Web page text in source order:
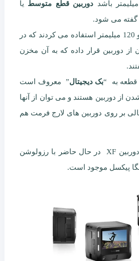
دوربین قطع متوسط یا
این دوربین ها از نگاتیو 120 میلیمتر استفاده می کردند که در
دوربین قرار داده که به آن مخزن
قطعه به “بک دیجیتال” معروف است
از دوربین هستند و می توان از آنها
بر روی دوربین های لارج فرمت هم
بک های موجود برای دوربین XF در حال حاضر با رزولوشن